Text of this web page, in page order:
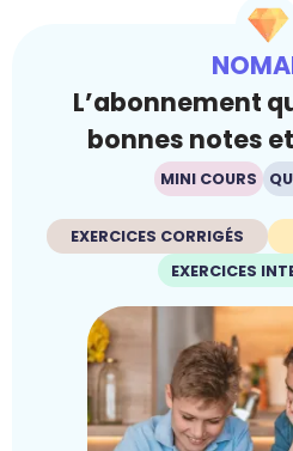
L’abonnement
bonnes notes
MINI COURS
EXERCICES CORRIGÉS
EXERCICES